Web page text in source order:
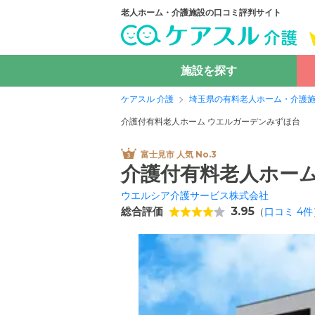
老人ホーム・介護施設の口コミ評判サイト
施設を探す
ケアスル 介護 埼玉県の有料老人ホーム・介護
介護付有料老人ホーム ウエルガーデンみずほ台
富士見市 人気 No.3
介護付有料老人ホー
ウエルシア介護サービス株式会社
総合評価 3.95 （口コミ 4件